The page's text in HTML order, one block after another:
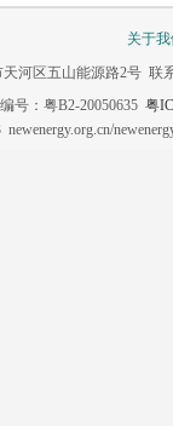
关于
河区五山能源路2号 联
号：粤B2-20050635 粤
newenergy.org.cn/